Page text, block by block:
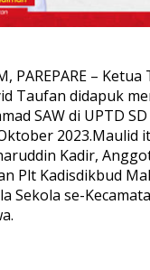
PAREPARE – Ketua
Taufan didapuk
SAW di UPTD
2023.Maulid
Kadir,
Plt Kadisdikbud
Sekola se-